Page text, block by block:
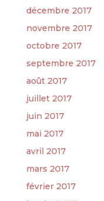
décembre 2017
novembre 2017
octobre 2017
septembre 2017
août 2017
juillet 2017
juin 2017
mai 2017
avril 2017
mars 2017
février 2017